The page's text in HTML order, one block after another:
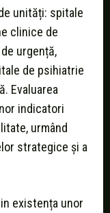
unități: spitale
clinice de
urgență,
de psihiatrie
Evaluarea
indicatori
urmând
strategice și a
existența unor